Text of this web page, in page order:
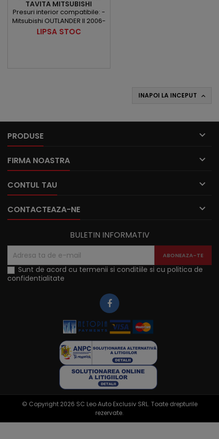
TAVITA MITSUBISHI
OUTLANDER II 2006-2018
Presuri interior compatibile: -
Mitsubishi OUTLANDER II 2006-
2018
Pret
LIPSA STOC
INAPOI LA INCEPUT 
PRODUSE 
FIRMA NOASTRA 
CONTUL TAU 
CONTACTEAZA-NE 
BULETIN INFORMATIV
Sunt de acord cu termenii si conditiile si cu politica de
confidentialitate
© Copyright 2026 SC Leo Auto Exclusiv SRL. Toate drepturile
rezervate.